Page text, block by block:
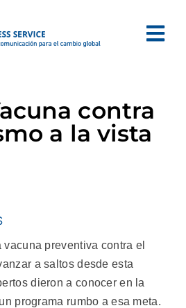
contra
a la vista
vacuna preventiva contra el
a saltos desde esta
dieron a conocer en la
programa rumbo a esa meta.